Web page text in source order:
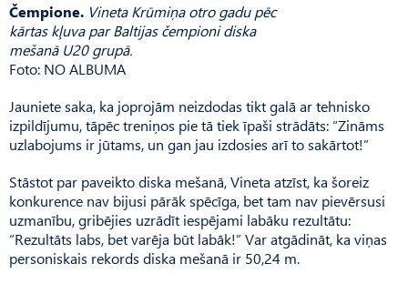
Čempione. Vineta Krūmiņa otro gadu pēc
kārtas kļuva par Baltijas čempioni diska
mešanā U20 grupā.
Foto: NO ALBUMA
Jauniete saka, ka joprojām neizdodas tikt galā ar tehnisko
izpildījumu, tāpēc treniņos pie tā tiek īpaši strādāts: “Zināms
uzlabojums ir jūtams, un gan jau izdosies arī to sakārtot!”
Stāstot par paveikto diska mešanā, Vineta atzīst, ka šoreiz
konkurence nav bijusi pārāk spēcīga, bet tam nav pievērsusi
uzmanību, gribējies uzrādīt iespējami labāku rezultātu:
“Rezultāts labs, bet varēja būt labāk!” Var atgādināt, ka viņas
personiskais rekords diska mešanā ir 50,24 m.